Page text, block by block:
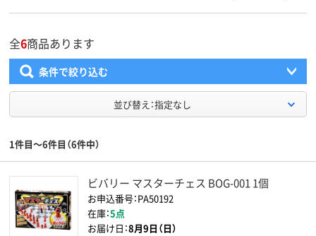
全6商品あります
条件で絞り込む
並び替え：指定なし
1件目～6件目（6件中）
ビバリー マスターチェス BOG-001 1個
お申込番号：PA50192
在庫：5点
お届け日：8月9日（日）